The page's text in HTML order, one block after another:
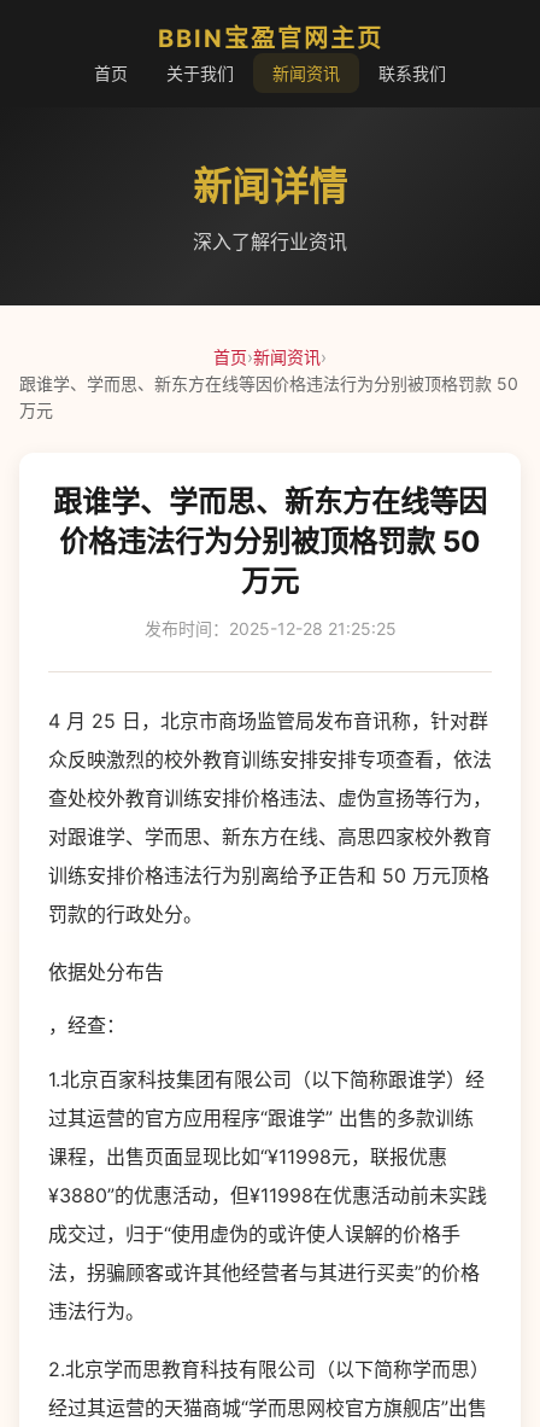
BBIN宝盈官网主页
首页 关于我们 新闻资讯 联系我们
新闻详情
深入了解行业资讯
首页›新闻资讯›
跟谁学、学而思、新东方在线等因价格违法行为分别被顶格罚款 50
万元
跟谁学、学而思、新东方在线等因
价格违法行为分别被顶格罚款 50
万元
发布时间：2025-12-28 21:25:25
4 月 25 日，北京市商场监管局发布音讯称，针对群
众反映激烈的校外教育训练安排安排专项查看，依法
查处校外教育训练安排价格违法、虚伪宣扬等行为，
对跟谁学、学而思、新东方在线、高思四家校外教育
训练安排价格违法行为别离给予正告和 50 万元顶格
罚款的行政处分。
依据处分布告
，经查：
1.北京百家科技集团有限公司（以下简称跟谁学）经
过其运营的官方应用程序“跟谁学” 出售的多款训练
课程，出售页面显现比如“¥11998元，联报优惠
¥3880”的优惠活动，但¥11998在优惠活动前未实践
成交过，归于“使用虚伪的或许使人误解的价格手
法，拐骗顾客或许其他经营者与其进行买卖”的价格
违法行为。
2.北京学而思教育科技有限公司（以下简称学而思）
经过其运营的天猫商城“学而思网校官方旗舰店”出售